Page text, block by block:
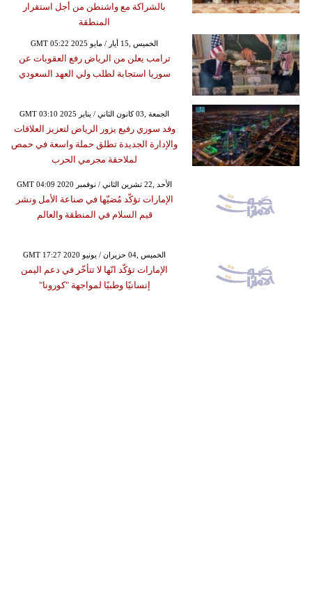
بالشراكة مع واشنطن من أجل استقرار
المنطقة
GMT 05:22 2025 الخميس ,15 أيار / مايو
ترامب يعلن من الرياض رفع العقوبات عن
سوريا استجابة لطلب ولي العهد السعودي
GMT 03:10 2025 الجمعة ,03 كانون الثاني / يناير
وفد سوري رفيع يزور الرياض لتعزيز العلاقات
والإدارة الجديدة تطلق حملة واسعة في حمص
لملاحقة مجرمي الحرب
GMT 04:09 2020 الأحد ,22 تشرين الثاني / نوفمبر
الإمارات تؤكّد مُضيّها في صناعة الأمل ونشر
قيم السلام في المنطقة والعالم
GMT 17:27 2020 الخميس ,04 حزيران / يونيو
الإمارات تؤكّد انّها لا تتأخّر في دعم اليمن
إنسانيًا وطبيًا لمواجهة "كورونا"